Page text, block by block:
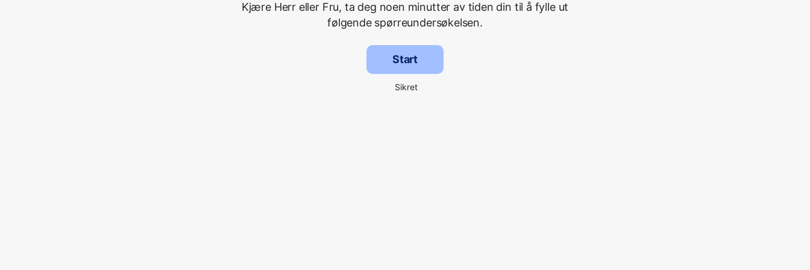
Kjære Herr eller Fru, ta deg noen minutter av tiden din til å fylle ut
følgende spørreundersøkelsen.
Start
Sikret